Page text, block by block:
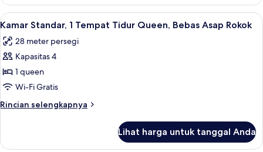
Bebas
Asap
Rokok
Standar,
2
Tidur
Queen,
Asap
Rokok
Lihat
semua
foto
untuk
Kamar
Standar,
1
Tempat
Queen,
Meja kerja, setrika/meja setrika, dan
1
Kamar Standar, 1 Tempat Tidur Queen, Bebas Asap Rokok
28 meter persegi
Kapasitas 4
1 queen
Wi-Fi Gratis
Rincian selengkapnya
Rincian
Kamar
Lihat harga untuk tanggal Anda